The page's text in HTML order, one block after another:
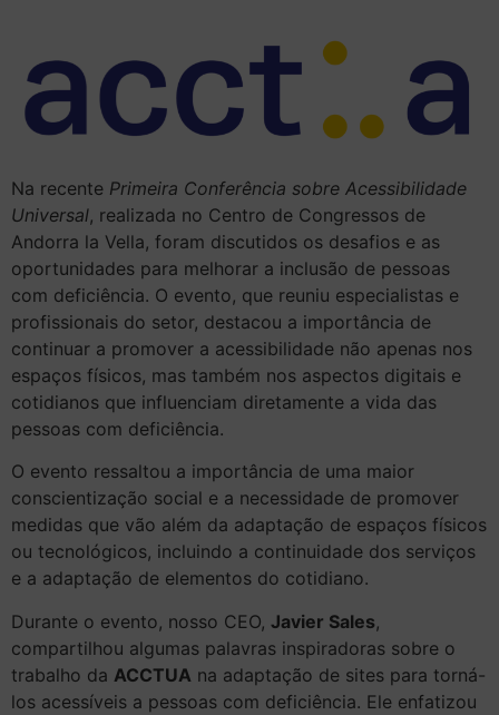
Na recente Primeira Conferência sobre Acessibilidade
Universal, realizada no Centro de Congressos de
Andorra la Vella, foram discutidos os desafios e as
oportunidades para melhorar a inclusão de pessoas
com deficiência. O evento, que reuniu especialistas e
profissionais do setor, destacou a importância de
continuar a promover a acessibilidade não apenas nos
espaços físicos, mas também nos aspectos digitais e
cotidianos que influenciam diretamente a vida das
pessoas com deficiência.
O evento ressaltou a importância de uma maior
conscientização social e a necessidade de promover
medidas que vão além da adaptação de espaços físicos
ou tecnológicos, incluindo a continuidade dos serviços
e a adaptação de elementos do cotidiano.
Durante o evento, nosso CEO, Javier Sales,
compartilhou algumas palavras inspiradoras sobre o
trabalho da ACCTUA na adaptação de sites para torná-
los acessíveis a pessoas com deficiência. Ele enfatizou